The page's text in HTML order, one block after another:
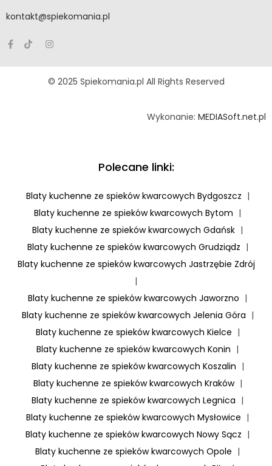
kontakt@spiekomania.pl
© 2025 Spiekomania.pl All Rights Reserved
Wykonanie: MEDIASoft.net.pl
Polecane linki:
Blaty kuchenne ze spieków kwarcowych Bydgoszcz |
Blaty kuchenne ze spieków kwarcowych Bytom |
Blaty kuchenne ze spieków kwarcowych Gdańsk |
Blaty kuchenne ze spieków kwarcowych Grudziądz |
Blaty kuchenne ze spieków kwarcowych Jastrzębie Zdrój
|
Blaty kuchenne ze spieków kwarcowych Jaworzno |
Blaty kuchenne ze spieków kwarcowych Jelenia Góra |
Blaty kuchenne ze spieków kwarcowych Kielce |
Blaty kuchenne ze spieków kwarcowych Konin |
Blaty kuchenne ze spieków kwarcowych Koszalin |
Blaty kuchenne ze spieków kwarcowych Kraków |
Blaty kuchenne ze spieków kwarcowych Legnica |
Blaty kuchenne ze spieków kwarcowych Mysłowice |
Blaty kuchenne ze spieków kwarcowych Nowy Sącz |
Blaty kuchenne ze spieków kwarcowych Opole |